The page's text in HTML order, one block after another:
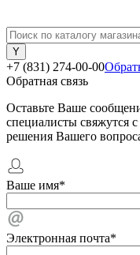
+7 (831) 274-00-00
Обратная связь
Оставьте Ваше
специалисты свяжутся
решения Вашего
Ваше имя*
Электронная почта*